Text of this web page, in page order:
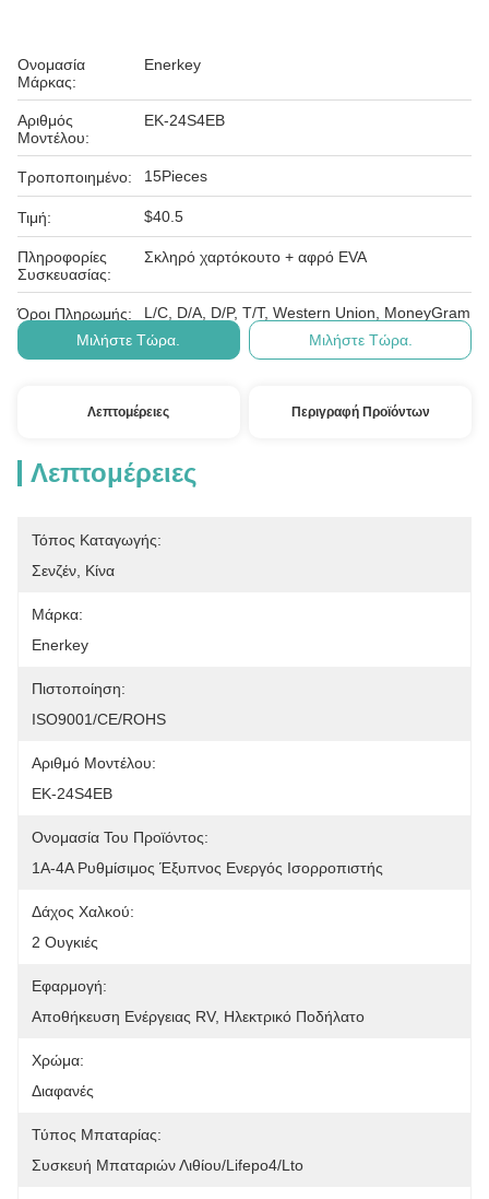
Ονομασία
Μάρκας:
Enerkey
Αριθμός
Μοντέλου:
EK-24S4EB
Τροποποιημένο: 15Pieces
Τιμή: $40.5
Πληροφορίες
Συσκευασίας:
Σκληρό χαρτόκουτο + αφρό EVA
Όροι Πληρωμής:
L/C, D/A, D/P, T/T, Western Union, MoneyGram
Μιλήστε Τώρα.
Μιλήστε Τώρα.
Λεπτομέρειες Περιγραφή Προϊόντων
Λεπτομέρειες
Τόπος Καταγωγής:
Σενζέν, Κίνα
Μάρκα:
Enerkey
Πιστοποίηση:
ISO9001/CE/ROHS
Αριθμό Μοντέλου:
EK-24S4EB
Ονομασία Του Προϊόντος:
1Α-4Α Ρυθμίσιμος Έξυπνος Ενεργός Ισορροπιστής
Δάχος Χαλκού:
2 Ουγκιές
Εφαρμογή:
Αποθήκευση Ενέργειας RV, Ηλεκτρικό Ποδήλατο
Χρώμα:
Διαφανές
Τύπος Μπαταρίας:
Συσκευή Μπαταριών Λιθίου/Lifepo4/Lto